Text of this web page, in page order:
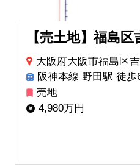
【売土地】福島
大阪府大阪市福島区
阪神本線 野田駅 徒歩
売地
4,980万円